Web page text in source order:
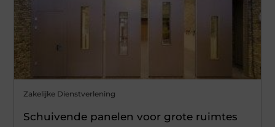
Zakelijke Dienstverlening
Schuivende panelen voor grote ruimtes